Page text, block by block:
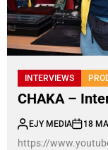
INTERVIEWS
CHAKA –
EJY MEDIA 18
https://